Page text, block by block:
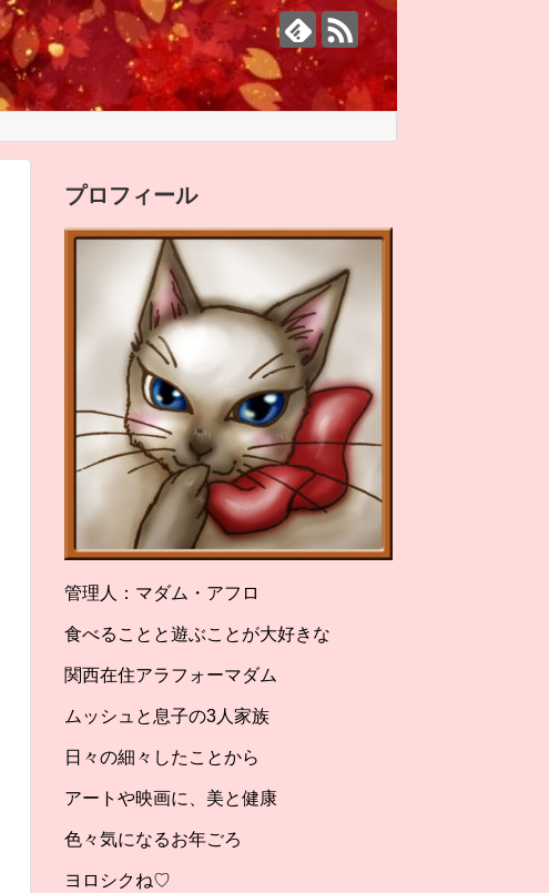
プロフィール
管理人：マダム・アフロ
食べることと遊ぶことが大好きな
関西在住アラフォーマダム
ムッシュと息子の3人家族
日々の細々したことから
アートや映画に、美と健康
色々気になるお年ごろ
ヨロシクね♡